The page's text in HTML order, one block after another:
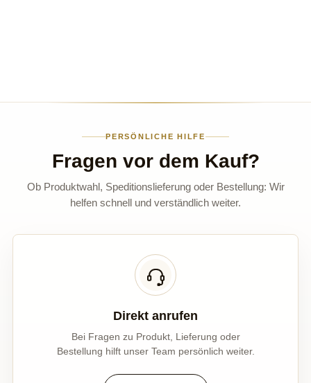
PERSÖNLICHE HILFE
Fragen vor dem Kauf?
Ob Produktwahl, Speditionslieferung oder Bestellung: Wir
helfen schnell und verständlich weiter.
Direkt anrufen
Bei Fragen zu Produkt, Lieferung oder
Bestellung hilft unser Team persönlich weiter.